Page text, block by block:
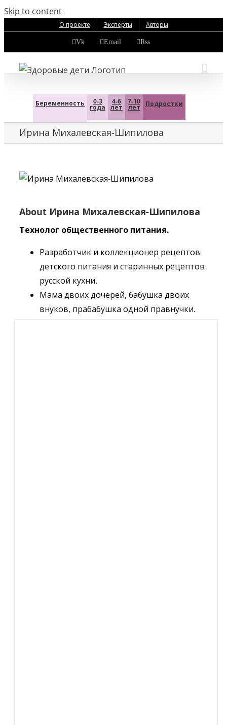
Skip to content
О проекте Эксперты Авторы
Vk Email Rss
Беременность 0-3
года
4-6
лет
7-10
лет Подростки
Ирина Михалевская-Шипилова
About Ирина Михалевская-Шипилова
Технолог общественного питания.
Разработчик и коллекционер рецептов
детского питания и старинных рецептов
русской кухни.
Мама двоих дочерей, бабушка двоих
внуков, прабабушка одной правнучки.